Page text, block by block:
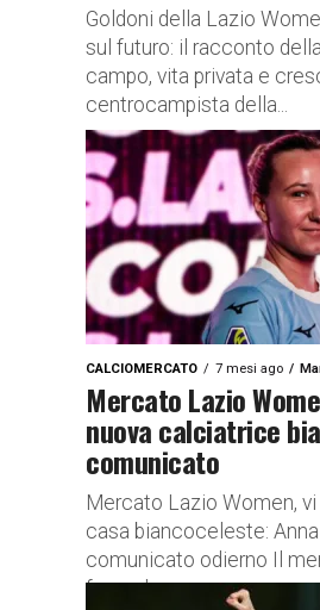
Goldoni della Lazio
sul futuro: il racconto
campo, vita privata e
centrocampista della...
CALCIOMERCATO 7 mesi ago
Mercato Lazio
nuova calciatrice
comunicato
Mercato Lazio Women,
casa biancoceleste: Anna
comunicato odierno Il
facendo...